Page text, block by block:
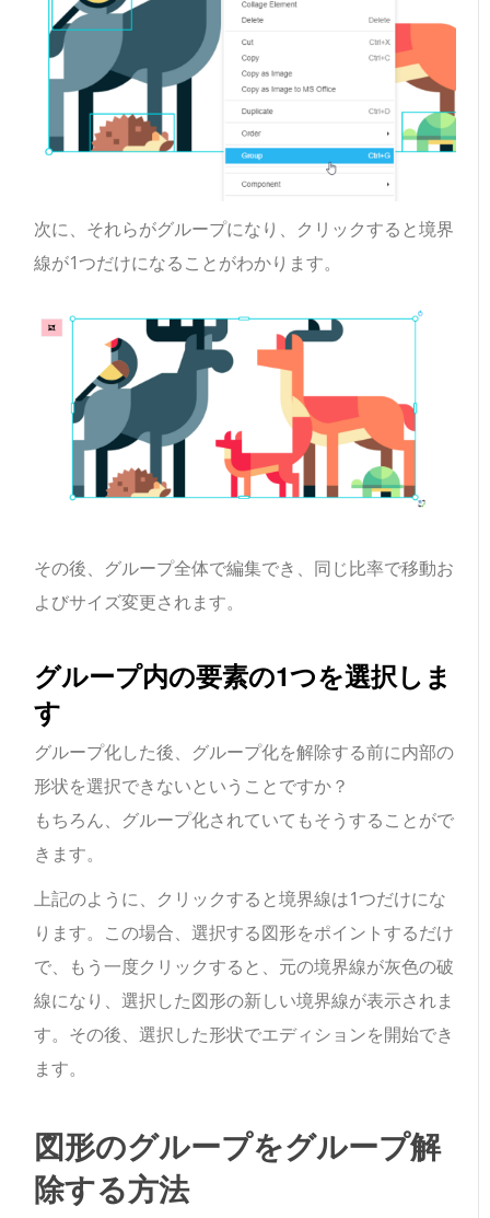
次に、それらがグループになり、クリックすると境界
線が1つだけになることがわかります。
その後、グループ全体で編集でき、同じ比率で移動お
よびサイズ変更されます。
グループ内の要素の1つを選択しま
す
グループ化した後、グループ化を解除する前に内部の
形状を選択できないということですか？
もちろん、グループ化されていてもそうすることがで
きます。
上記のように、クリックすると境界線は1つだけにな
ります。この場合、選択する図形をポイントするだけ
で、もう一度クリックすると、元の境界線が灰色の破
線になり、選択した図形の新しい境界線が表示されま
す。その後、選択した形状でエディションを開始でき
ます。
図形のグループをグループ解
除する方法